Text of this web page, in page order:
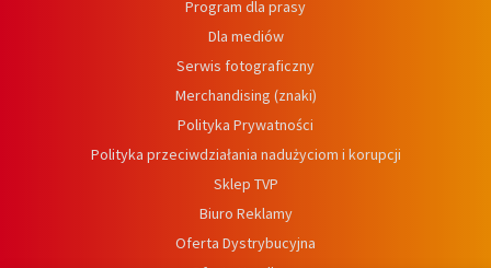
Program dla prasy
Dla mediów
Serwis fotograficzny
Merchandising (znaki)
Polityka Prywatności
Polityka przeciwdziałania nadużyciom i korupcji
Sklep TVP
Biuro Reklamy
Oferta Dystrybucyjna